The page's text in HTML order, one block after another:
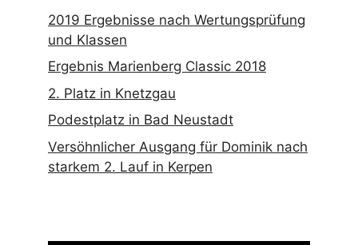
2019 Ergebnisse nach Wertungsprüfung
und Klassen
Ergebnis Marienberg Classic 2018
2. Platz in Knetzgau
Podestplatz in Bad Neustadt
Versöhnlicher Ausgang für Dominik nach
starkem 2. Lauf in Kerpen